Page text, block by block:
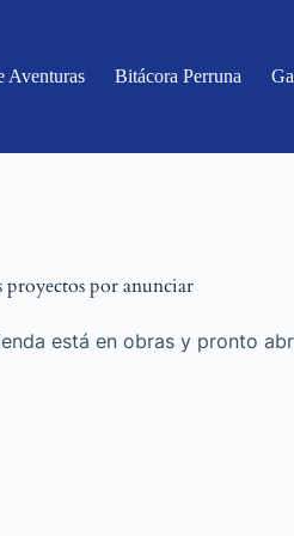
Aventuras Bitácora Perruna
proyectos por anunciar
está en obras y pronto